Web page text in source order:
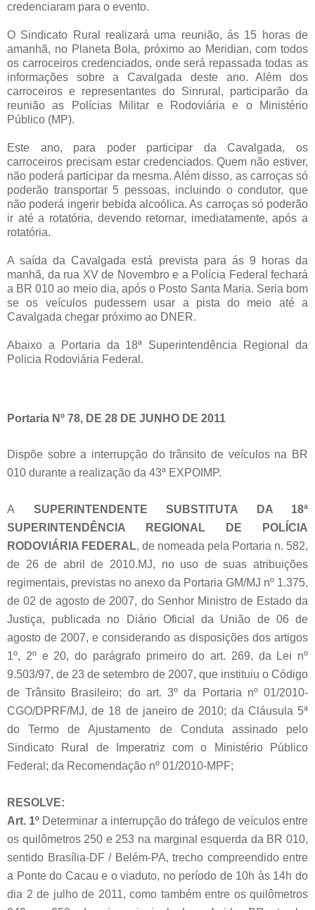
credenciaram para o evento.
O Sindicato Rural realizará uma reunião, ás 15 horas de
amanhã, no Planeta Bola, próximo ao Meridian, com todos
os carroceiros credenciados, onde será repassada todas as
informações sobre a Cavalgada deste ano. Além dos
carroceiros e representantes do Sinrural, participarão da
reunião as Polícias Militar e Rodoviária e o Ministério
Público (MP).
Este ano, para poder participar da Cavalgada, os
carroceiros precisam estar credenciados. Quem não estiver,
não poderá participar da mesma. Além disso, as carroças só
poderão transportar 5 pessoas, incluindo o condutor, que
não poderá ingerir bebida alcoólica. As carroças só poderão
ir até a rotatória, devendo retornar, imediatamente, após a
rotatória.
A saída da Cavalgada está prevista para ás 9 horas da
manhã, da rua XV de Novembro e a Polícia Federal fechará
a BR 010 ao meio dia, após o Posto Santa Maria. Seria bom
se os veículos pudessem usar a pista do meio até a
Cavalgada chegar próximo ao DNER.
Abaixo a Portaria da 18ª Superintendência Regional da
Policia Rodoviária Federal.
Portaria Nº 78, DE 28 DE JUNHO DE 2011
Dispõe sobre a interrupção do trânsito de veículos na BR
010 durante a realização da 43ª EXPOIMP.
A SUPERINTENDENTE SUBSTITUTA DA 18ª
SUPERINTENDÊNCIA REGIONAL DE POLÍCIA
RODOVIÁRIA FEDERAL, de nomeada pela Portaria n. 582,
de 26 de abril de 2010.MJ, no uso de suas atribuições
regimentais, previstas no anexo da Portaria GM/MJ nº 1.375,
de 02 de agosto de 2007, do Senhor Ministro de Estado da
Justiça, publicada no Diário Oficial da União de 06 de
agosto de 2007, e considerando as disposições dos artigos
1º, 2º e 20, do parágrafo primeiro do art. 269, da Lei nº
9.503/97, de 23 de setembro de 2007, que instituiu o Código
de Trânsito Brasileiro; do art. 3º da Portaria nº 01/2010-
CGO/DPRF/MJ, de 18 de janeiro de 2010; da Cláusula 5ª
do Termo de Ajustamento de Conduta assinado pelo
Sindicato Rural de Imperatriz com o Ministério Público
Federal; da Recomendação nº 01/2010-MPF;
RESOLVE:
Art. 1º Determinar a interrupção do tráfego de veículos entre
os quilômetros 250 e 253 na marginal esquerda da BR 010,
sentido Brasília-DF / Belém-PA, trecho compreendido entre
a Ponte do Cacau e o viaduto, no período de 10h às 14h do
dia 2 de julho de 2011, como também entre os quilômetros